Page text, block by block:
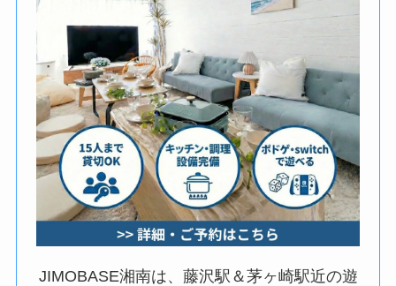
JIMOBASE湘南は、藤沢駅＆茅ヶ崎駅近の遊